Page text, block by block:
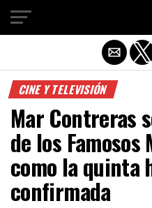
CINE Y TELEVISIÓN
Mar Contreras
de los Famosos
como la quinta
confirmada